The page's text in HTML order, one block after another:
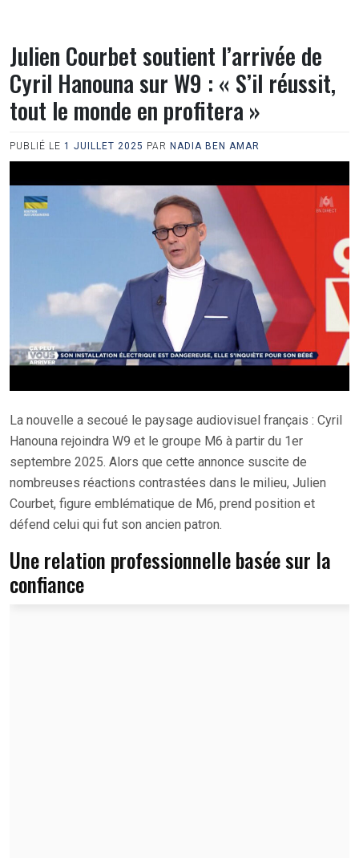
Julien Courbet soutient l’arrivée de
Cyril Hanouna sur W9 : « S’il réussit,
tout le monde en profitera »
PUBLIÉ LE 1 JUILLET 2025 PAR NADIA BEN AMAR
La nouvelle a secoué le paysage audiovisuel français : Cyril
Hanouna rejoindra W9 et le groupe M6 à partir du 1er
septembre 2025. Alors que cette annonce suscite de
nombreuses réactions contrastées dans le milieu, Julien
Courbet, figure emblématique de M6, prend position et
défend celui qui fut son ancien patron.
Une relation professionnelle basée sur la
confiance